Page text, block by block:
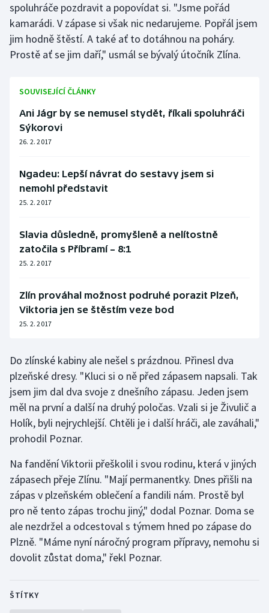
Lezení
Lyže a snowboard
Motorsport
Olympijské hry
Plavání
Ragby
Rychlostní kanoistika
Short track
Sportovní střelba
Stolní tenis
Triatlon
Veslování
Vodní slalom
Volejbal
Ostatní
spoluhráče pozdravit a popovídat si. "Jsme pořád
kamarádi. V zápase si však nic nedarujeme. Popřál jsem
jim hodně štěstí. A také ať to dotáhnou na poháry.
Prostě ať se jim daří," usmál se bývalý útočník Zlína.
SOUVISEJÍCÍ ČLÁNKY
Ani Jágr by se nemusel stydět, říkali spoluhráči
Sýkorovi
26. 2. 2017
Ngadeu: Lepší návrat do sestavy jsem si
nemohl představit
25. 2. 2017
Slavia důsledně, promyšleně a nelítostně
zatočila s Příbramí – 8:1
25. 2. 2017
Zlín prováhal možnost podruhé porazit Plzeň,
Viktoria jen se štěstím veze bod
25. 2. 2017
Do zlínské kabiny ale nešel s prázdnou. Přinesl dva
plzeňské dresy. "Kluci si o ně před zápasem napsali. Tak
jsem jim dal dva svoje z dnešního zápasu. Jeden jsem
měl na první a další na druhý poločas. Vzali si je Živulič a
Holík, byli nejrychlejší. Chtěli je i další hráči, ale zaváhali,"
prohodil Poznar.
Na fandění Viktorii přeškolil i svou rodinu, která v jiných
zápasech přeje Zlínu. "Mají permanentky. Dnes přišli na
zápas v plzeňském oblečení a fandili nám. Prostě byl
pro ně tento zápas trochu jiný," dodal Poznar. Doma se
ale nezdržel a odcestoval s týmem hned po zápase do
Plzně. "Máme nyní náročný program přípravy, nemohu si
dovolit zůstat doma," řekl Poznar.
ŠTÍTKY